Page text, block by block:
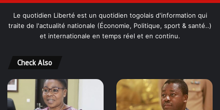
Le quotidien Liberté est un quotidien togolais d'information qui
traite de l'actualité nationale (Économie, Politique, sport & santé..)
et internationale en temps réel et en continu.
Check Also